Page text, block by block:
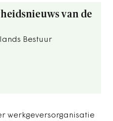
van de
Bestuur
werkgeversorganisatie